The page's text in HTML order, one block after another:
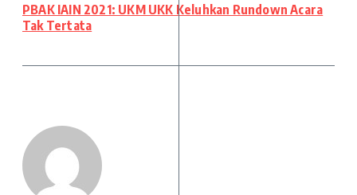
PBAK IAIN 2021: UKM UKK Keluhkan Rundown Acara
Tak Tertata